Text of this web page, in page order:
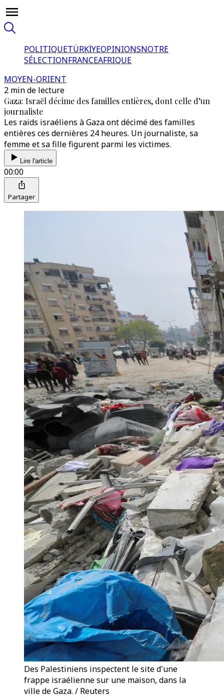
POLITIQUETÜRKİYEOPINIONSNOTRE
SÉLECTIONFRANCEAFRIQUE
MOYEN-ORIENT
2 min de lecture
Gaza: Israël décime des familles entières, dont celle d’un
journaliste
Les raids israéliens à Gaza ont décimé des familles
entières ces dernières 24 heures. Un journaliste, sa
femme et sa fille figurent parmi les victimes.
Lire l'article
00:00
Partager
Des Palestiniens inspectent le site d'une
frappe israélienne sur une maison, dans la
ville de Gaza. / Reuters